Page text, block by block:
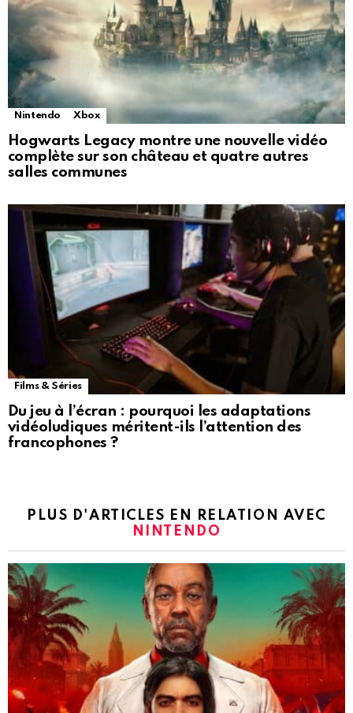
Nintendo Xbox
Hogwarts Legacy montre une nouvelle vidéo
complète sur son château et quatre autres
salles communes
Films & Séries
Du jeu à l’écran : pourquoi les adaptations
vidéoludiques méritent-ils l’attention des
francophones ?
PLUS D'ARTICLES EN RELATION AVEC
NINTENDO